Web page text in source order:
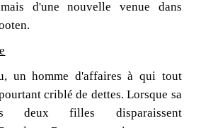
d'une nouvelle venue dans
un homme d'affaires à qui tout
criblé de dettes. Lorsque sa
deux filles disparaissent